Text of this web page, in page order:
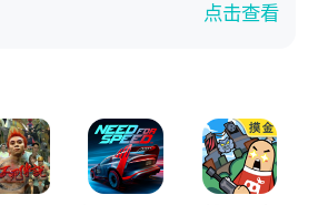
点击查看